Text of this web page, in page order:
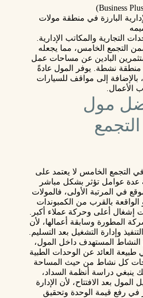
البارزة في منطقة مولات
التجارية والمكاتب الإدارية.
التجمع الخامس، مما يجعله
البادين عن مساحات عمل
منطقة نشطة. يوفر المول عادةً
بالإضافة إلى مواقف للسيارات
الأعمال.
مول
التجمع الخامس لا يعتمد على
عوامل تؤثر بشكل مباشر
في المرتبة الأولى، فالمولات
بالقرب من الكمبوندات
إشغال أعلى وحركة عملاء أكبر.
المطورة وسابقة أعمالها، لأن
وإدارة التشغيل بعد التسليم.
المستهدف داخل المول،
طبيعة العائد عن الوحدات الطبية
كل نشاط من حيث المساحة
ينبغي دراسة أنظمة السداد،
بعد الافتتاح، لأن الإدارة
في رفع قيمة الوحدة وتحقيق